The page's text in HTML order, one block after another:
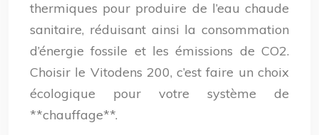
thermiques pour produire de l’eau chaude
sanitaire, réduisant ainsi la consommation
d’énergie fossile et les émissions de CO2.
Choisir le Vitodens 200, c’est faire un choix
écologique pour votre système de
**chauffage**.